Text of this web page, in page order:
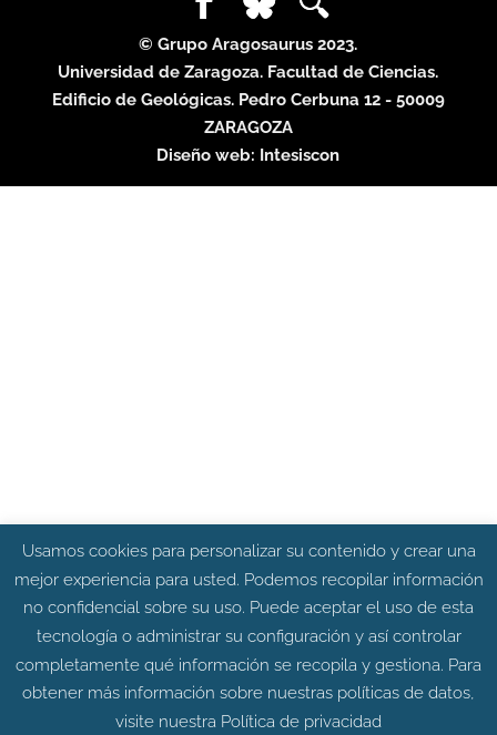
© Grupo Aragosaurus 2023.
Universidad de Zaragoza. Facultad de Ciencias.
Edificio de Geológicas. Pedro Cerbuna 12 - 50009
ZARAGOZA
Diseño web: Intesiscon
Usamos cookies para personalizar su contenido y crear una
mejor experiencia para usted. Podemos recopilar información
no confidencial sobre su uso. Puede aceptar el uso de esta
tecnología o administrar su configuración y así controlar
completamente qué información se recopila y gestiona. Para
obtener más información sobre nuestras políticas de datos,
visite nuestra Política de privacidad